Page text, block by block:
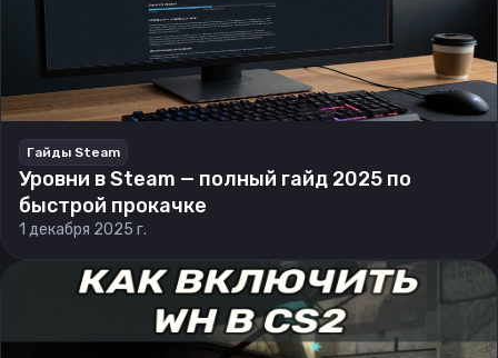
Гайды Steam
Уровни в Steam — полный гайд 2025 по
быстрой прокачке
1 декабря 2025 г.